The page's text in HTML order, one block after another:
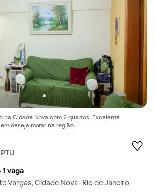
na Cidade Nova com 2 quartos. Excelente
deseja morar na região.
1 vaga
Vargas, Cidade Nova · Rio de Janeiro